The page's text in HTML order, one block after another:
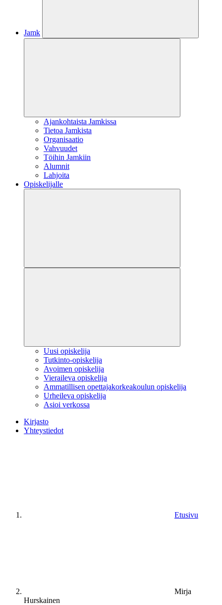
Jamk
Ajankohtaista Jamkissa
Tietoa Jamkista
Organisaatio
Vahvuudet
Töihin Jamkiin
Alumnit
Lahjoita
Opiskelijalle
Uusi opiskelija
Tutkinto-opiskelija
Avoimen opiskelija
Vieraileva opiskelija
Ammatillisen opettajakorkeakoulun opiskelija
Urheileva opiskelija
Asioi verkossa
Kirjasto
Yhteystiedot
Etusivu
Mirja
Hurskainen